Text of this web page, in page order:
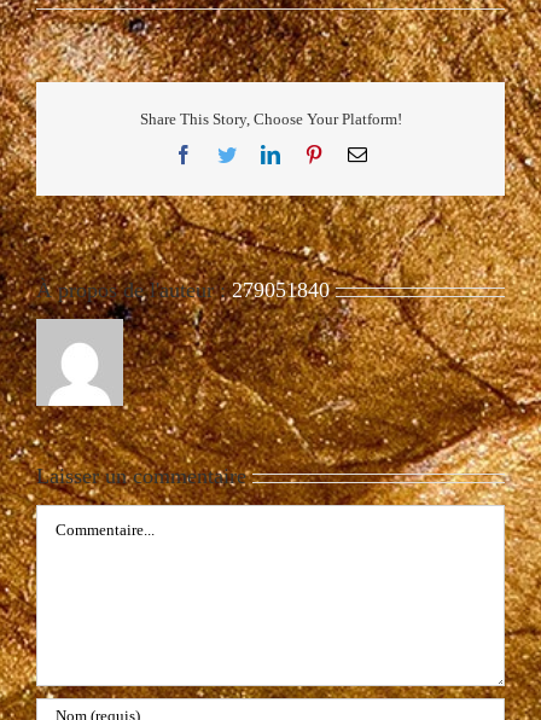
Share This Story, Choose Your Platform!
Facebook
TwitterLinkedInPinterestEmail
À propos de l'auteur :279051840
Laisser un commentaire
Commentaire